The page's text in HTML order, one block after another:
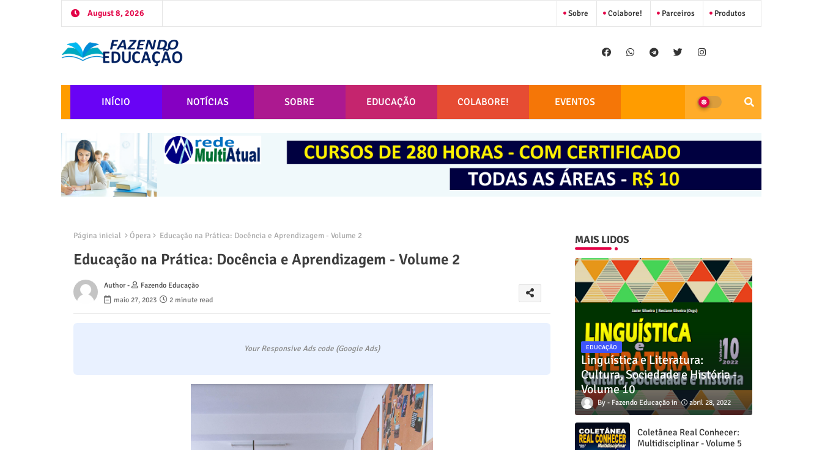
August 8, 2026 Sobre Colabore! Parceiros Produtos
INÍCIO NOTÍCIAS SOBRE EDUCAÇÃO COLABORE! EVENTOS
Página inicial Ópera Educação na Prática: Docência e Aprendizagem - Volume 2
Educação na Prática: Docência e Aprendizagem - Volume 2
Author -
Fazendo Educação
maio 27, 2023
2 minute read
Your Responsive Ads code (Google Ads)
MAIS LIDOS
EDUCAÇÃO
Linguística e Literatura:
Cultura, Sociedade e História -
Volume 10
Fazendo Educação abril 28, 2022
Coletânea Real Conhecer:
Multidisciplinar - Volume 5